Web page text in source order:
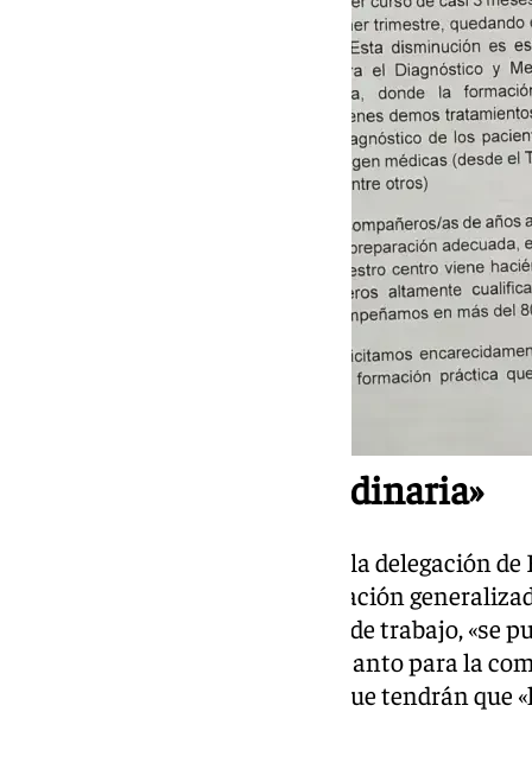
«Una medida extraordinaria»
Según ha podido conocer 101tv, la delegación
que en este primer año de aplicación
previo de formación en centros de trabajo, «se
van a requerir un sobresfuerzo tanto para la
empresas», obstáculos por los que tendrán